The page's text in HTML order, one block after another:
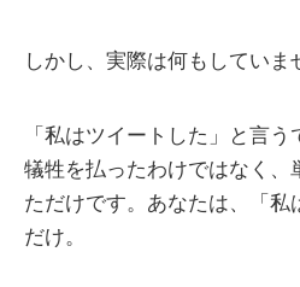
しかし、実際は何もしていま
「私はツイートした」と言
犠牲を払ったわけではなく、
ただけです。あなたは、「私
だけ。